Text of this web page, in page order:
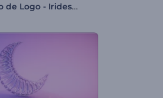
Apresentação de Logo - Iridescente Nítido